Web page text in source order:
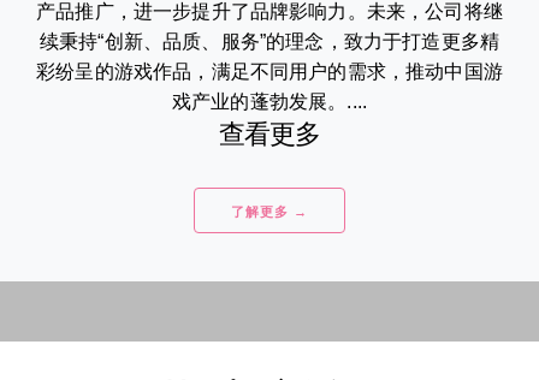
产品推广，进一步提升了品牌影响力。未来，公司将继
续秉持“创新、品质、服务”的理念，致力于打造更多精
彩纷呈的游戏作品，满足不同用户的需求，推动中国游
戏产业的蓬勃发展。....
查看更多
了解更多 →